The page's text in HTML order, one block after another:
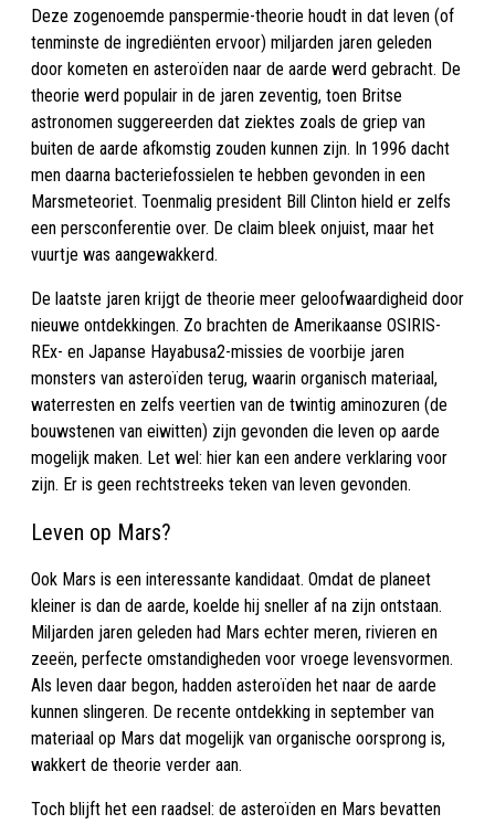
Deze zogenoemde panspermie-theorie houdt in dat leven (of
tenminste de ingrediënten ervoor) miljarden jaren geleden
door kometen en asteroïden naar de aarde werd gebracht. De
theorie werd populair in de jaren zeventig, toen Britse
astronomen suggereerden dat ziektes zoals de griep van
buiten de aarde afkomstig zouden kunnen zijn. In 1996 dacht
men daarna bacteriefossielen te hebben gevonden in een
Marsmeteoriet. Toenmalig president Bill Clinton hield er zelfs
een persconferentie over. De claim bleek onjuist, maar het
vuurtje was aangewakkerd.
De laatste jaren krijgt de theorie meer geloofwaardigheid door
nieuwe ontdekkingen. Zo brachten de Amerikaanse OSIRIS-
REx- en Japanse Hayabusa2-missies de voorbije jaren
monsters van asteroïden terug, waarin organisch materiaal,
waterresten en zelfs veertien van de twintig aminozuren (de
bouwstenen van eiwitten) zijn gevonden die leven op aarde
mogelijk maken. Let wel: hier kan een andere verklaring voor
zijn. Er is geen rechtstreeks teken van leven gevonden.
Leven op Mars?
Ook Mars is een interessante kandidaat. Omdat de planeet
kleiner is dan de aarde, koelde hij sneller af na zijn ontstaan.
Miljarden jaren geleden had Mars echter meren, rivieren en
zeeën, perfecte omstandigheden voor vroege levensvormen.
Als leven daar begon, hadden asteroïden het naar de aarde
kunnen slingeren. De recente ontdekking in september van
materiaal op Mars dat mogelijk van organische oorsprong is,
wakkert de theorie verder aan.
Toch blijft het een raadsel: de asteroïden en Mars bevatten